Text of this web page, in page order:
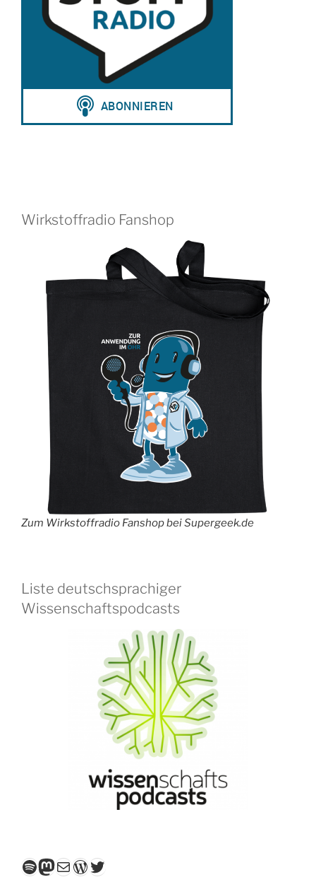
Wirkstoffradio Fanshop
Zum Wirkstoffradio Fanshop bei Supergeek.de
Liste deutschsprachiger
Wissenschaftspodcasts
Spotify
Mastodon
E-MailWordPress
Twitter